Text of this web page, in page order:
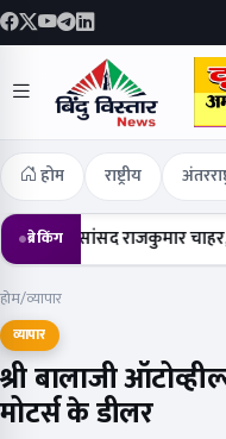
होम राष्ट्रीय
ब्रेकिंग
सांसद राजकुमार चाहर, पीड़ित
होम/व्यापार
व्यापार
श्री बालाजी
मोटर्स के डीलर